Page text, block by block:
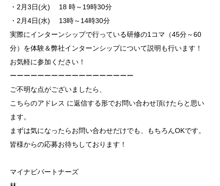
・2月3日(火) 18 時～19時30分
・2月4日(水) 13時～14時30分
実際にインターンシップで行っている研修の1コマ（45分～60
分）を体験＆弊社インターンシップについて説明も行います！
お気軽に参加ください！
ーーーーーーーーーーーーーーーーーー
ご不明な点がございましたら、
こちらのアドレス に返信する形でお問い合わせ頂けたらと思い
ます。
まずは気になったらお問い合わせだけでも、もちろんOKです。
皆様からの応募お待ちしております！
マイナビパートナーズ